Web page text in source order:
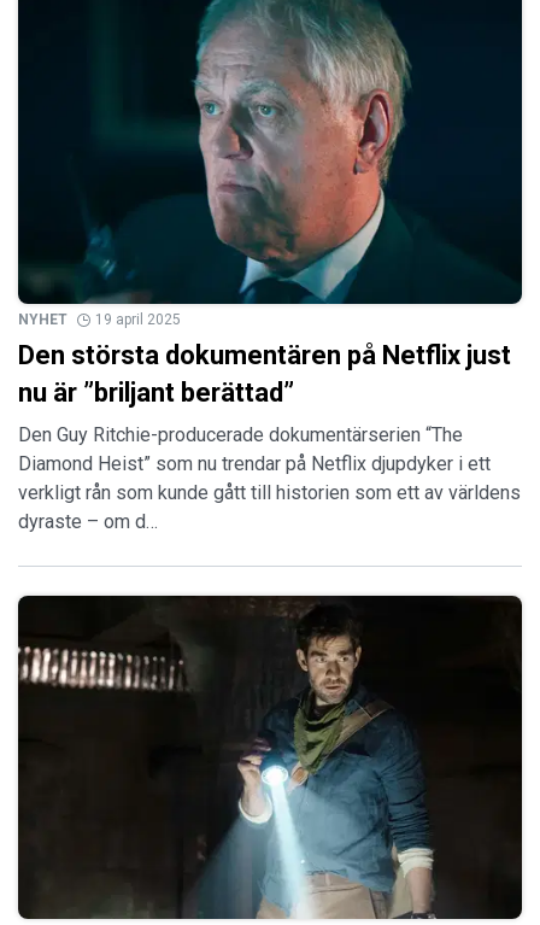
NYHET 19 april 2025
Den största dokumentären på Netflix just
nu är ”briljant berättad”
Den Guy Ritchie-producerade dokumentärserien “The
Diamond Heist” som nu trendar på Netflix djupdyker i ett
verkligt rån som kunde gått till historien som ett av världens
dyraste – om d…